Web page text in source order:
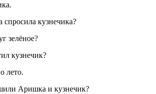
кузнечика?
зелёное?
кузнечик?
лето.
Аришка и кузнечик?